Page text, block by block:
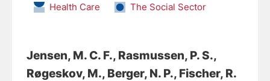
Health Care The Social Sector
Jensen, M. C. F., Rasmussen, P. S.,
Røgeskov, M., Berger, N. P., Fischer, R.